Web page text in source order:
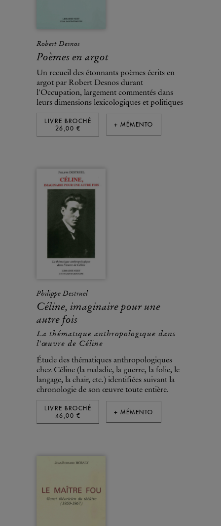
Robert Desnos
Poèmes en argot
Un recueil des étonnants poèmes écrits en
argot par Robert Desnos durant
l'Occupation, largement commentés dans
leurs dimensions lexicologiques et politiques
LIVRE BROCHÉ
26,00 €
+ MÉMENTO
Philippe Destruel
Céline, imaginaire pour une
autre fois
La thématique anthropologique dans
l'œuvre de Céline
Étude des thématiques anthropologiques
chez Céline (la maladie, la guerre, la folie, le
langage, la chair, etc.) identifiées suivant la
chronologie de son œuvre toute entière.
LIVRE BROCHÉ
46,00 €
+ MÉMENTO